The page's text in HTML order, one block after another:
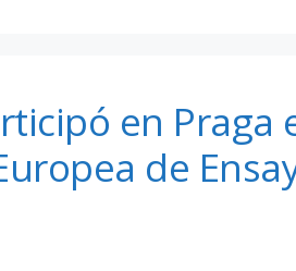
en Praga
de